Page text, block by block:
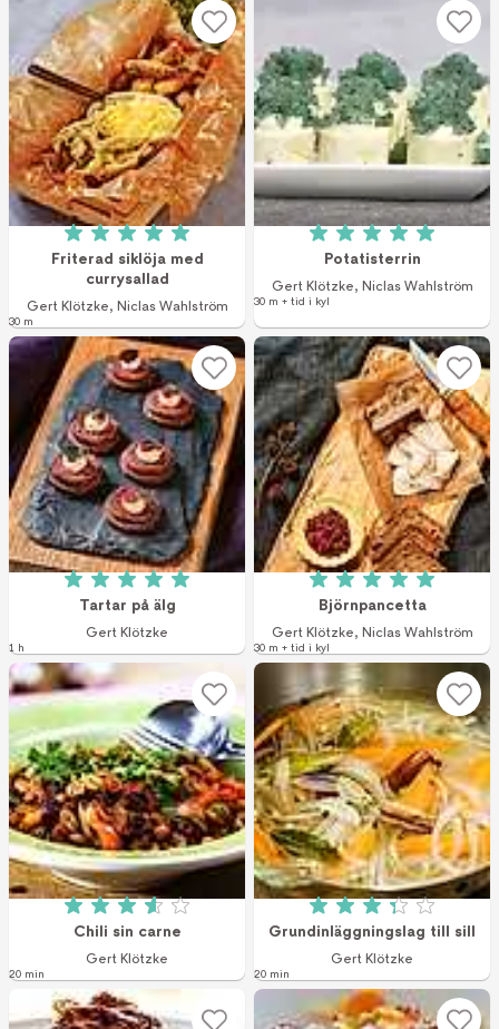
Betyg: 5 av 5 (2 röster)
Friterad siklöja med
currysallad
Gert Klötzke, Niclas Wahlström
30 m
Betyg: 5 av 5 (2
Potatisterrin
Gert Klötzke, Niclas Wahlström
30 m + tid i kyl
Betyg: 5 av 5 (2 röster)
Tartar på älg
Gert Klötzke
1 h
Betyg: 5 av 5 (1
Björnpancetta
Gert Klötzke, Niclas Wahlström
30 m + tid i kyl
Betyg: 3.6 av 5 (444 röster)
Chili sin carne
Gert Klötzke
20 min
Betyg: 3.3 av 5
Grundinläggningslag till sill
Gert Klötzke
20 min